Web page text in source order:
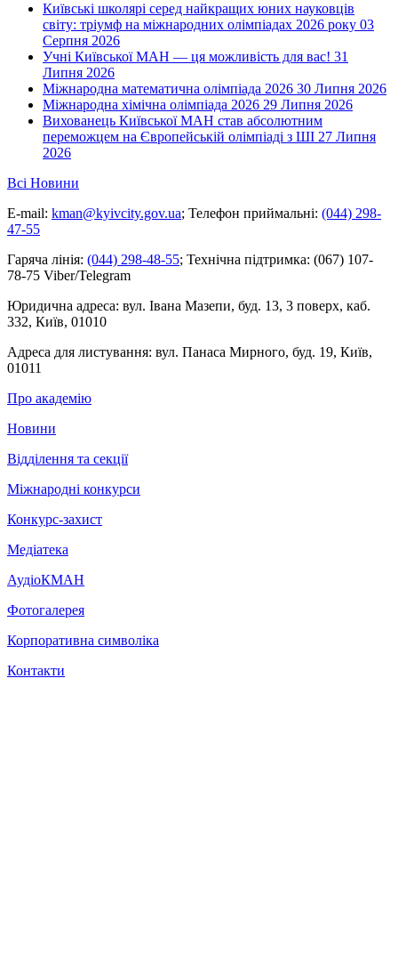
Київські школярі серед найкращих юних науковців
світу: тріумф на міжнародних олімпіадах 2026 року 03
Серпня 2026
Учні Київської МАН — ця можливість для вас! 31
Липня 2026
Міжнародна математична олімпіада 2026 30 Липня 2026
Міжнародна хімічна олімпіада 2026 29 Липня 2026
Вихованець Київської МАН став абсолютним
переможцем на Європейській олімпіаді з ШІ 27 Липня
2026
Всі Новини
E-mail: kman@kyivcity.gov.ua; Телефон приймальні: (044) 298-
47-55
Гаряча лінія: (044) 298-48-55; Технічна підтримка: (067) 107-
78-75 Viber/Telegram
Юридична адреса: вул. Івана Мазепи, буд. 13, 3 поверх, каб.
332, Київ, 01010
Адреса для листування: вул. Панаса Мирного, буд. 19, Київ,
01011
Про академію
Новини
Відділення та секції
Міжнародні конкурси
Конкурс-захист
Медіатека
АудіоКМАН
Фотогалерея
Корпоративна символіка
Контакти